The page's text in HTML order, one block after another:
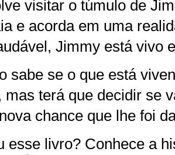
visitar o túmulo de
e acorda em uma
Jimmy está vivo
sabe se o que está
mas terá que decidir se
chance que lhe foi
esse livro? Conhece a